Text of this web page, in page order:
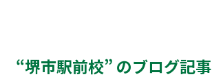
“堺市駅前校” のブログ記事